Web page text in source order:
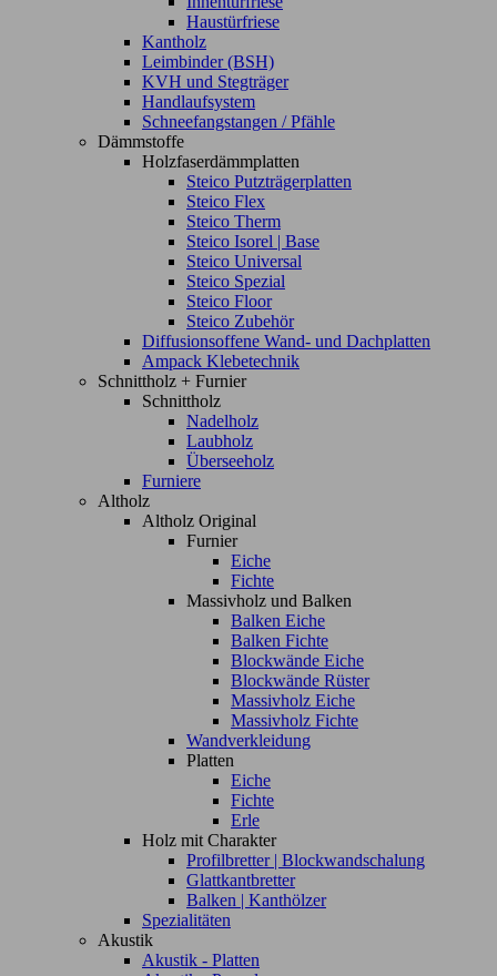
Haustürfriese
Kantholz
Leimbinder (BSH)
KVH und Stegträger
Handlaufsystem
Schneefangstangen / Pfähle
Dämmstoffe
Holzfaserdämmplatten
Steico Putzträgerplatten
Steico Flex
Steico Therm
Steico Isorel | Base
Steico Universal
Steico Spezial
Steico Floor
Steico Zubehör
Diffusionsoffene Wand- und Dachplatten
Ampack Klebetechnik
Schnittholz + Furnier
Schnittholz
Nadelholz
Laubholz
Überseeholz
Furniere
Altholz
Altholz Original
Furnier
Eiche
Fichte
Massivholz und Balken
Balken Eiche
Balken Fichte
Blockwände Eiche
Blockwände Rüster
Massivholz Eiche
Massivholz Fichte
Wandverkleidung
Platten
Eiche
Fichte
Erle
Holz mit Charakter
Profilbretter | Blockwandschalung
Glattkantbretter
Balken | Kanthölzer
Spezialitäten
Akustik
Akustik - Platten